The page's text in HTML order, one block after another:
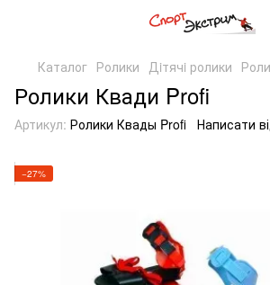
Каталог Ролики Дiтячi ролики
Ролики Квади Profi
Артикул: Ролики Квады Profi Написати
−27%